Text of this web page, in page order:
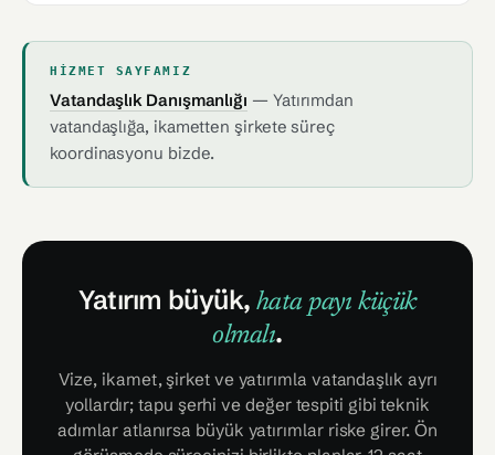
HIZMET SAYFAMIZ
Vatandaşlık Danışmanlığı — Yatırımdan
vatandaşlığa, ikametten şirkete süreç
koordinasyonu bizde.
Yatırım büyük, hata payı küçük
olmalı.
Vize, ikamet, şirket ve yatırımla vatandaşlık ayrı
yollardır; tapu şerhi ve değer tespiti gibi teknik
adımlar atlanırsa büyük yatırımlar riske girer. Ön